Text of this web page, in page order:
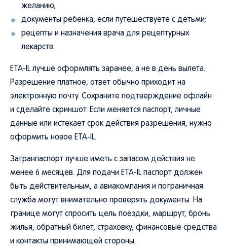
желанию;
документы ребенка, если путешествуете с детьми;
рецепты и назначения врача для рецептурных
лекарств.
ETA-IL лучше оформлять заранее, а не в день вылета.
Разрешение платное, ответ обычно приходит на
электронную почту. Сохраните подтверждение офлайн
и сделайте скриншот. Если меняется паспорт, личные
данные или истекает срок действия разрешения, нужно
оформить новое ETA-IL.
Загранпаспорт лучше иметь с запасом действия не
менее 6 месяцев. Для подачи ETA-IL паспорт должен
быть действительным, а авиакомпания и пограничная
служба могут внимательно проверять документы. На
границе могут спросить цель поездки, маршрут, бронь
жилья, обратный билет, страховку, финансовые средства
и контакты принимающей стороны.